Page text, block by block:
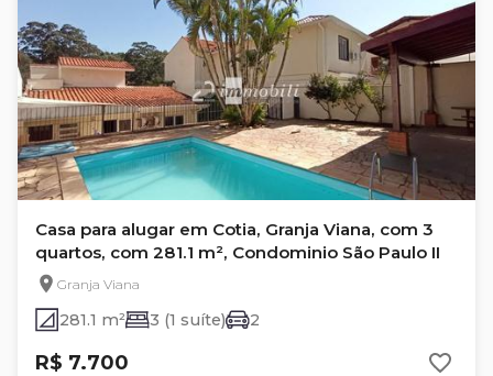
Casa para alugar em Cotia, Granja Viana, com 3
quartos, com 281.1 m², Condominio São Paulo II
Granja Viana
281.1 m² 3 (1 suíte) 2
R$ 7.700